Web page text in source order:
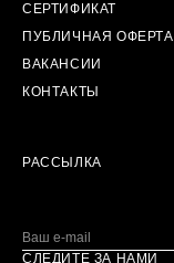
СЕРТИФИКАТ
ПУБЛИЧНАЯ ОФЕРТА
ВАКАНСИИ
КОНТАКТЫ
РАССЫЛКА
СЛЕДИТЕ ЗА НАМИ